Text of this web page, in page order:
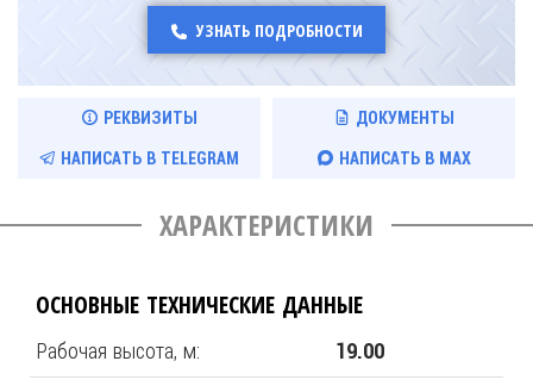
УЗНАТЬ ПОДРОБНОСТИ
РЕКВИЗИТЫ ДОКУМЕНТЫ
НАПИСАТЬ В TELEGRAM НАПИСАТЬ В MAX
ХАРАКТЕРИСТИКИ
ОСНОВНЫЕ ТЕХНИЧЕСКИЕ ДАННЫЕ
Рабочая высота, м: 19.00